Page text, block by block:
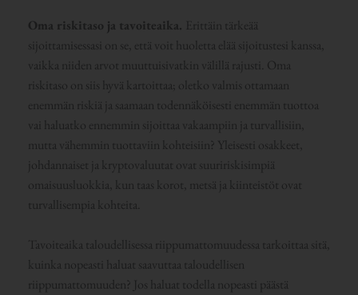
Oma riskitaso ja tavoiteaika. Erittäin tärkeää
sijoittamisessasi on se, että voit huoletta elää sijoitustesi kanssa,
vaikka niiden arvot muuttuisivatkin välillä rajusti. Oma
riskitaso on siis hyvä kartoittaa; oletko valmis ottamaan
enemmän riskiä ja saamaan todennäköisesti enemmän tuottoa
vai haluatko ennemmin sijoittaa vakaampiin ja turvallisiin,
mutta vähemmin tuottaviin kohteisiin? Yleisesti osakkeet,
johdannaiset ja kryptovaluutat ovat suuririskisimpiä
omaisuusluokkia, kun taas korot, metsä ja kiinteistöt ovat
turvallisempia kohteita.
Tavoiteaika taloudellisessa riippumattomuudessa tarkoittaa sitä,
kuinka nopeasti haluat saavuttaa taloudellisen
riippumattomuuden? Jos haluat todella nopeasti päästä